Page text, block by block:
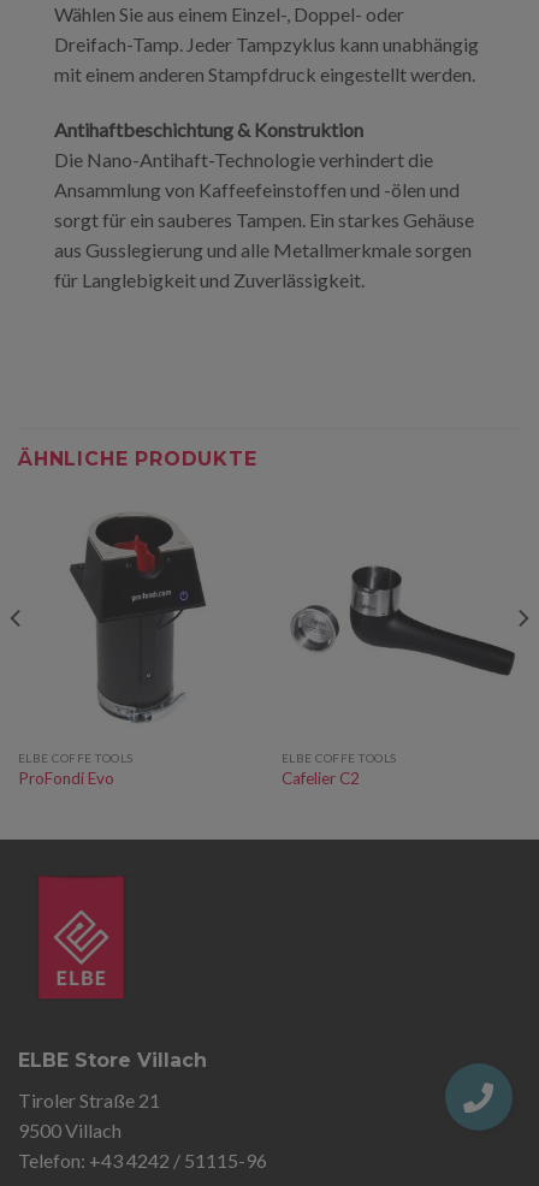
Wählen Sie aus einem Einzel-, Doppel- oder
Dreifach-Tamp. Jeder Tampzyklus kann unabhängig
mit einem anderen Stampfdruck eingestellt werden.
Antihaftbeschichtung & Konstruktion
Die Nano-Antihaft-Technologie verhindert die
Ansammlung von Kaffeefeinstoffen und -ölen und
sorgt für ein sauberes Tampen. Ein starkes Gehäuse
aus Gusslegierung und alle Metallmerkmale sorgen
für Langlebigkeit und Zuverlässigkeit.
ÄHNLICHE PRODUKTE
ELBE COFFE TOOLS
ProFondi Evo
ELBE COFFE TOOLS
Cafelier C2
ELBE Store Villach
Tiroler Straße 21
9500 Villach
Telefon: +43 4242 / 51115-96